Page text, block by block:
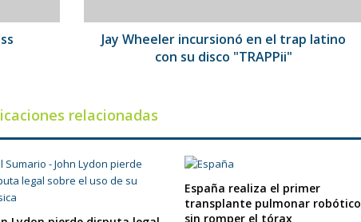
su
discoJay Wheeler incursionó en el trap latino
con su disco "TRAPPii"
relacionadas
España realiza el primer
transplante pulmonar robótico
sin romper el tórax